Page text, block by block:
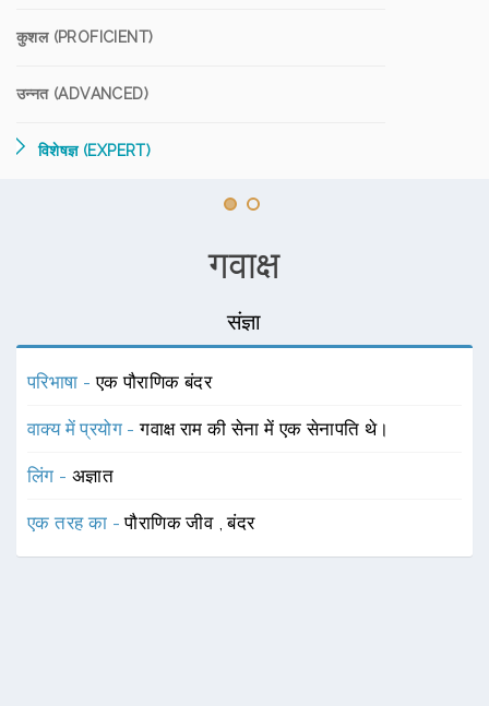
कुशल (PROFICIENT)
उन्नत (ADVANCED)
विशेषज्ञ (EXPERT)
गवाक्ष
संज्ञा
परिभाषा -एक पौराणिक बंदर
वाक्य में प्रयोग -गवाक्ष राम की सेना में एक सेनापति थे।
लिंग - अज्ञात
एक तरह का -पौराणिक जीव ,बंदर